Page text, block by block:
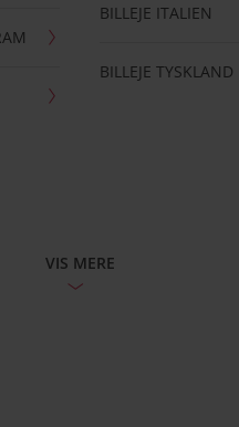
BILLEJE ITALIEN
BILLEJE TYSKLAND
VIS MERE